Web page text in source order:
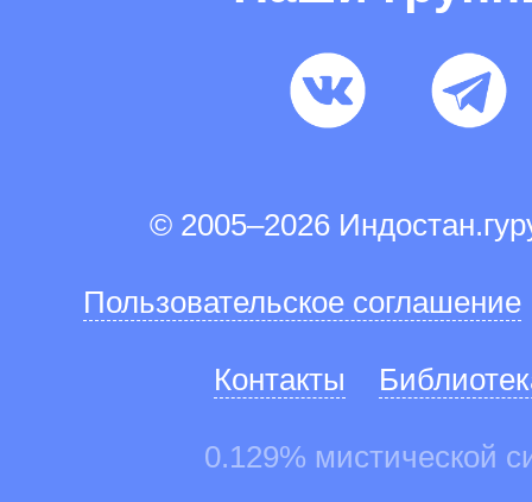
© 2005–2026
Пользовательское соглашение
Контакты
0.129% мистической